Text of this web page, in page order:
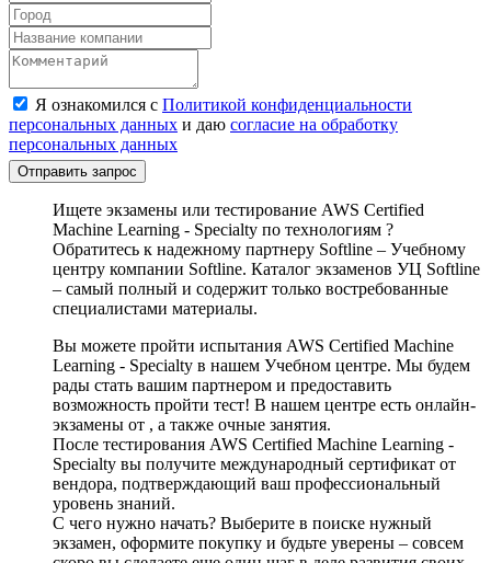
Я ознакомился с Политикой конфиденциальности
персональных данных и даю согласие на обработку
персональных данных
Отправить запрос
Ищете экзамены или тестирование AWS Certified
Machine Learning - Specialty по технологиям ?
Обратитесь к надежному партнеру Softline – Учебному
центру компании Softline. Каталог экзаменов УЦ Softline
– самый полный и содержит только востребованные
специалистами материалы.
Вы можете пройти испытания AWS Certified Machine
Learning - Specialty в нашем Учебном центре. Мы будем
рады стать вашим партнером и предоставить
возможность пройти тест! В нашем центре есть онлайн-
экзамены от , а также очные занятия.
После тестирования AWS Certified Machine Learning -
Specialty вы получите международный сертификат от
вендора, подтверждающий ваш профессиональный
уровень знаний.
С чего нужно начать? Выберите в поиске нужный
экзамен, оформите покупку и будьте уверены – совсем